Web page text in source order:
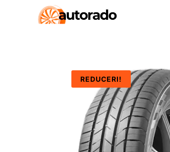
REDUCERI!